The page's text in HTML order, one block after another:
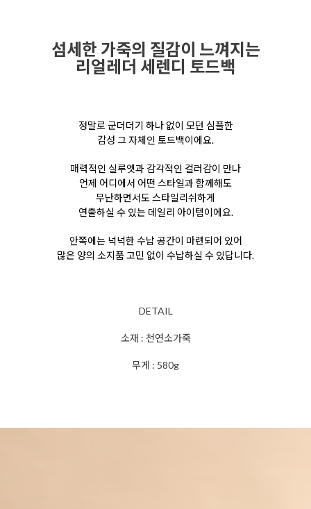
섬세한 가죽의 질감이 느껴지는
리얼레더 세렌디 토드백
정말로 군더더기 하나 없이 모던 심플한
감성 그 자체인 토드백이에요.
매력적인 실루엣과 감각적인 컬러감이 만나
언제 어디에서 어떤 스타일과 함께해도
무난하면서도 스타일리쉬하게
연출하실 수 있는 데일리 아이템이에요.
안쪽에는 넉넉한 수납 공간이 마련되어 있어
많은 양의 소지품 고민 없이 수납하실 수 있답니다.
DETAIL
소재 : 천연소가죽
무게 : 580g